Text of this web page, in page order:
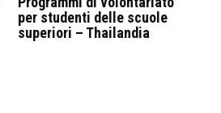
per studenti delle scuole
superiori – Thailandia